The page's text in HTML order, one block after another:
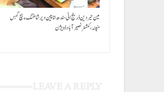
مین حیردین ڈرینج اٹی سندھ انا پین دیر شاغنگ ءِ ہچ گہس
منپنہ،کمشنر نصیرآباد ڈویژن